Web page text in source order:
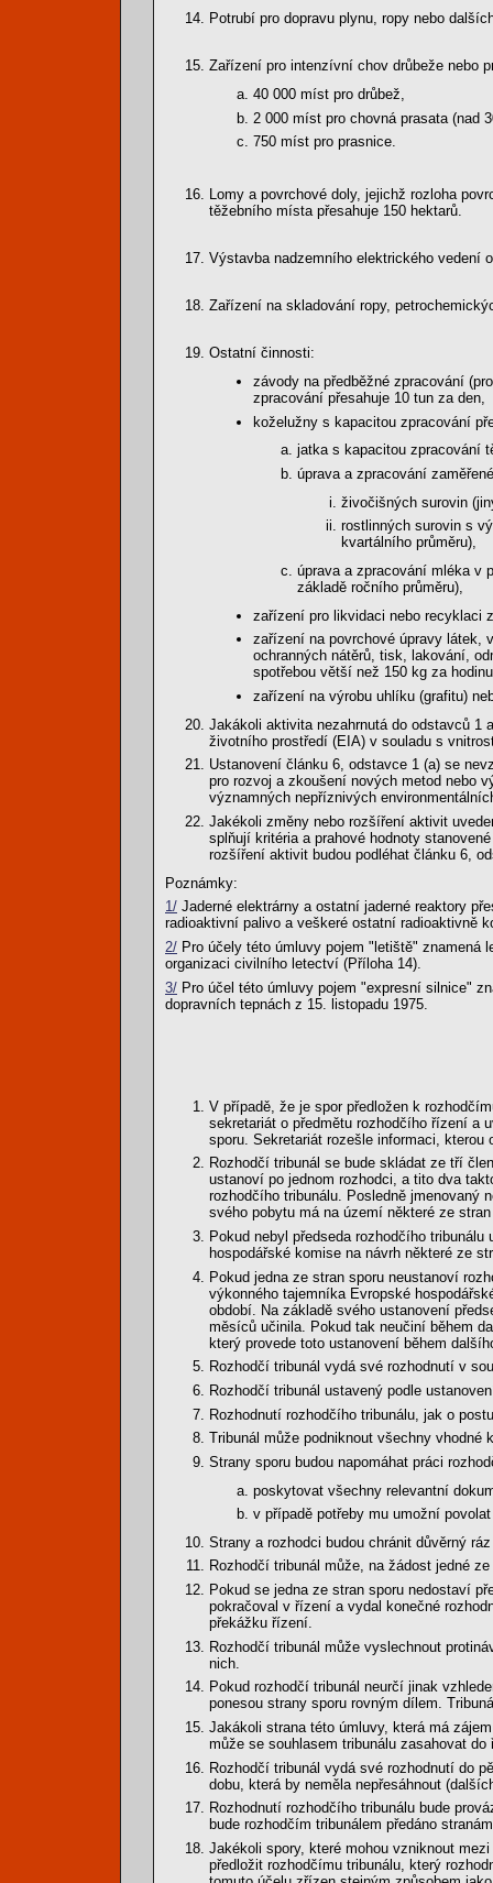
Potrubí pro dopravu plynu, ropy nebo
Zařízení pro intenzívní chov drůbeže nebo
40 000 míst pro drůbež,
2 000 míst pro chovná prasata (nad
750 míst pro prasnice.
Lomy a povrchové doly, jejichž rozloha
těžebního místa přesahuje 150 hektarů.
Výstavba nadzemního elektrického vedení
Zařízení na skladování ropy,
Ostatní činnosti:
závody na předběžné zpracování
zpracování přesahuje 10 tun za den,
koželužny s kapacitou zpracování
jatka s kapacitou zpracování
úprava a zpracování
živočišných surovin
rostlinných surovin s
kvartálního průměru),
úprava a zpracování mléka v
základě ročního průměru),
zařízení pro likvidaci nebo recyklaci
zařízení na povrchové úpravy látek,
ochranných nátěrů, tisk, lakování,
spotřebou větší než 150 kg za
zařízení na výrobu uhlíku (grafitu)
Jakákoli aktivita nezahrnutá do odstavců 1
životního prostředí (EIA) v souladu s
Ustanovení článku 6, odstavce 1 (a) se
pro rozvoj a zkoušení nových metod nebo
významných nepříznivých
Jakékoli změny nebo rozšíření aktivit
splňují kritéria a prahové hodnoty
rozšíření aktivit budou podléhat článku 6,
Poznámky:
1/ Jaderné elektrárny a ostatní jaderné reaktory
radioaktivní palivo a veškeré ostatní radioaktivně
2/ Pro účely této úmluvy pojem "letiště" znamená
organizaci civilního letectví (Příloha 14).
3/ Pro účel této úmluvy pojem "expresní silnice"
dopravních tepnách z 15. listopadu 1975.
V případě, že je spor předložen k
sekretariát o předmětu rozhodčího řízení a
sporu. Sekretariát rozešle informaci,
Rozhodčí tribunál se bude skládat ze tří
ustanoví po jednom rozhodci, a tito dva
rozhodčího tribunálu. Posledně
svého pobytu má na území některé ze
Pokud nebyl předseda rozhodčího
hospodářské komise na návrh některé ze
Pokud jedna ze stran sporu neustanoví
výkonného tajemníka Evropské
období. Na základě svého ustanovení
měsíců učinila. Pokud tak neučiní během
který provede toto ustanovení během
Rozhodčí tribunál vydá své rozhodnutí v
Rozhodčí tribunál ustavený podle
Rozhodnutí rozhodčího tribunálu, jak o
Tribunál může podniknout všechny vhodné
Strany sporu budou napomáhat práci
poskytovat všechny relevantní
v případě potřeby mu umožní
Strany a rozhodci budou chránit důvěrný
Rozhodčí tribunál může, na žádost jedné
Pokud se jedna ze stran sporu nedostaví
pokračoval v řízení a vydal konečné
překážku řízení.
Rozhodčí tribunál může vyslechnout
nich.
Pokud rozhodčí tribunál neurčí jinak
ponesou strany sporu rovným dílem.
Jakákoli strana této úmluvy, která má
může se souhlasem tribunálu zasahovat do
Rozhodčí tribunál vydá své rozhodnutí do
dobu, která by neměla nepřesáhnout
Rozhodnutí rozhodčího tribunálu bude
bude rozhodčím tribunálem předáno
Jakékoli spory, které mohou vzniknout
předložit rozhodčímu tribunálu, který